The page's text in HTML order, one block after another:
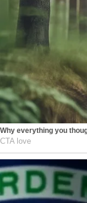
Why everything you
CTA love